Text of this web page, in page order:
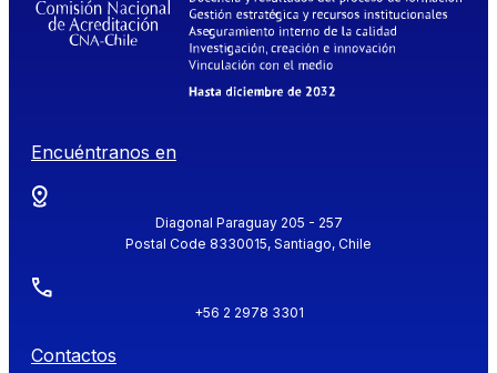
Encuéntranos en
Diagonal Paraguay 205 - 257
Postal Code 8330015, Santiago, Chile
+56 2 2978 3301
Contactos